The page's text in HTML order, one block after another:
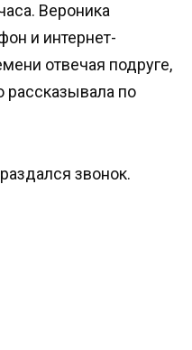
Вероника
и интернет-
отвечая подруге,
рассказывала по
звонок.